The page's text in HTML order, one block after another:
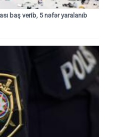
baş verib, 5 nəfər yaralanıb